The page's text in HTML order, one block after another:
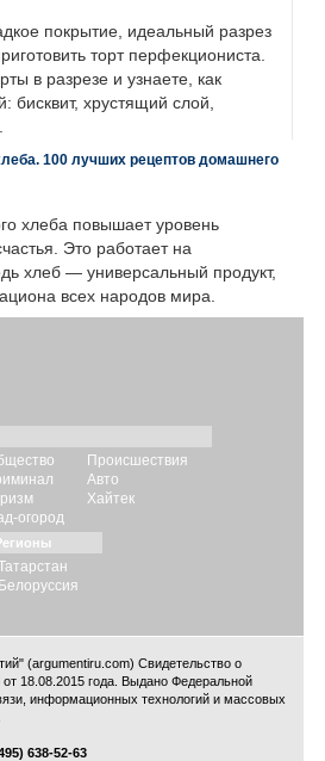
покрытие, идеальный разрез
торт перфекциониста.
в разрезе и узнаете, как
бисквит, хрустящий слой,
100 лучших рецептов домашнего
хлеба повышает уровень
Это работает на
хлеб — универсальный продукт,
всех народов мира.
огород
Происшествия
Авто
Хайтек
Белоруссия
(argumentiru.com) Свидетельство о
18.08.2015 года. Выдано Федеральной
информационных технологий и массовых
638-52-63